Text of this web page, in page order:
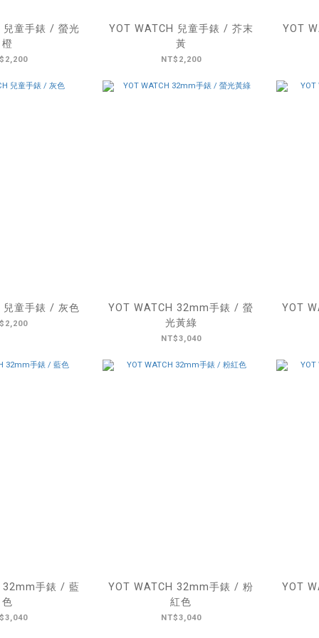
兒童手錶 / 螢光
橙
YOT WATCH 兒童手錶 / 芥末
黃
NT$2,200
YOT
兒童手錶 / 灰色
YOT WATCH 32mm手錶 / 螢
光黃綠
NT$3,040
YOT
32mm手錶 / 藍
色
YOT WATCH 32mm手錶 / 粉
紅色
NT$3,040
YOT